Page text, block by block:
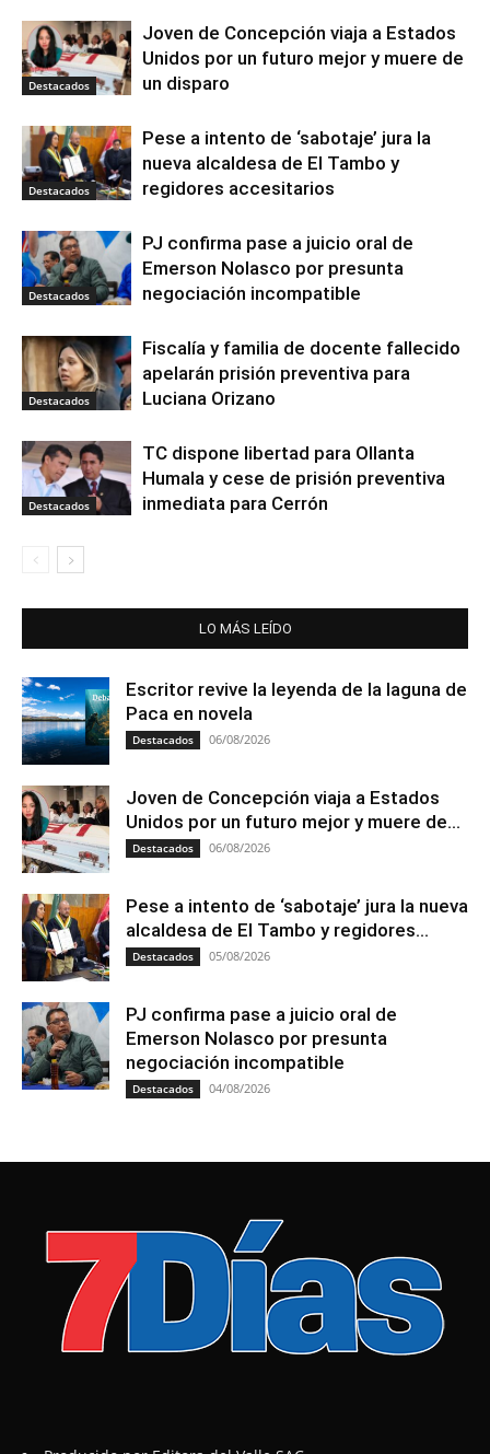
Destacados
Joven de Concepción viaja a Estados
Unidos por un futuro mejor y muere de
un disparo
Destacados
Pese a intento de ‘sabotaje’ jura la
nueva alcaldesa de El Tambo y
regidores accesitarios
Destacados
PJ confirma pase a juicio oral de
Emerson Nolasco por presunta
negociación incompatible
Destacados
Fiscalía y familia de docente fallecido
apelarán prisión preventiva para
Luciana Orizano
Destacados
TC dispone libertad para Ollanta
Humala y cese de prisión preventiva
inmediata para Cerrón
LO MÁS LEÍDO
Escritor revive la leyenda de la laguna de
Paca en novela
Destacados 06/08/2026
Joven de Concepción viaja a Estados
Unidos por un futuro mejor y muere de...
Destacados 06/08/2026
Pese a intento de ‘sabotaje’ jura la nueva
alcaldesa de El Tambo y regidores...
Destacados 05/08/2026
PJ confirma pase a juicio oral de
Emerson Nolasco por presunta
negociación incompatible
Destacados 04/08/2026